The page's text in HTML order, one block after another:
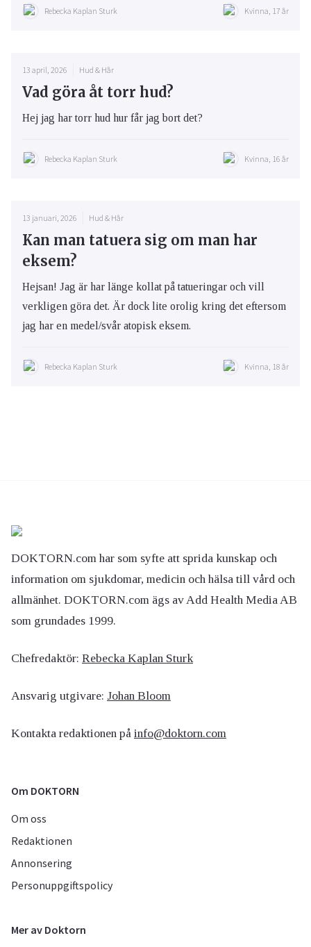
Rebecka Kaplan Sturk Kvinna, 17 år
13 april, 2026 Hud & Hår
Vad göra åt torr hud?
Hej jag har torr hud hur får jag bort det?
Rebecka Kaplan Sturk Kvinna, 16 år
13 januari, 2026 Hud & Hår
Kan man tatuera sig om man har
eksem?
Hejsan! Jag är har länge kollat på tatueringar och vill
verkligen göra det. Är dock lite orolig kring det eftersom
jag har en medel/svår atopisk eksem.
Rebecka Kaplan Sturk Kvinna, 18 år
DOKTORN.com har som syfte att sprida kunskap och
information om sjukdomar, medicin och hälsa till vård och
allmänhet. DOKTORN.com ägs av Add Health Media AB
som grundades 1999.
Chefredaktör: Rebecka Kaplan Sturk
Ansvarig utgivare: Johan Bloom
Kontakta redaktionen på info@doktorn.com
Om DOKTORN
Om oss
Redaktionen
Annonsering
Personuppgiftspolicy
Mer av Doktorn